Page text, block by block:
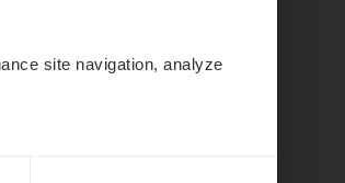
site navigation, analyze